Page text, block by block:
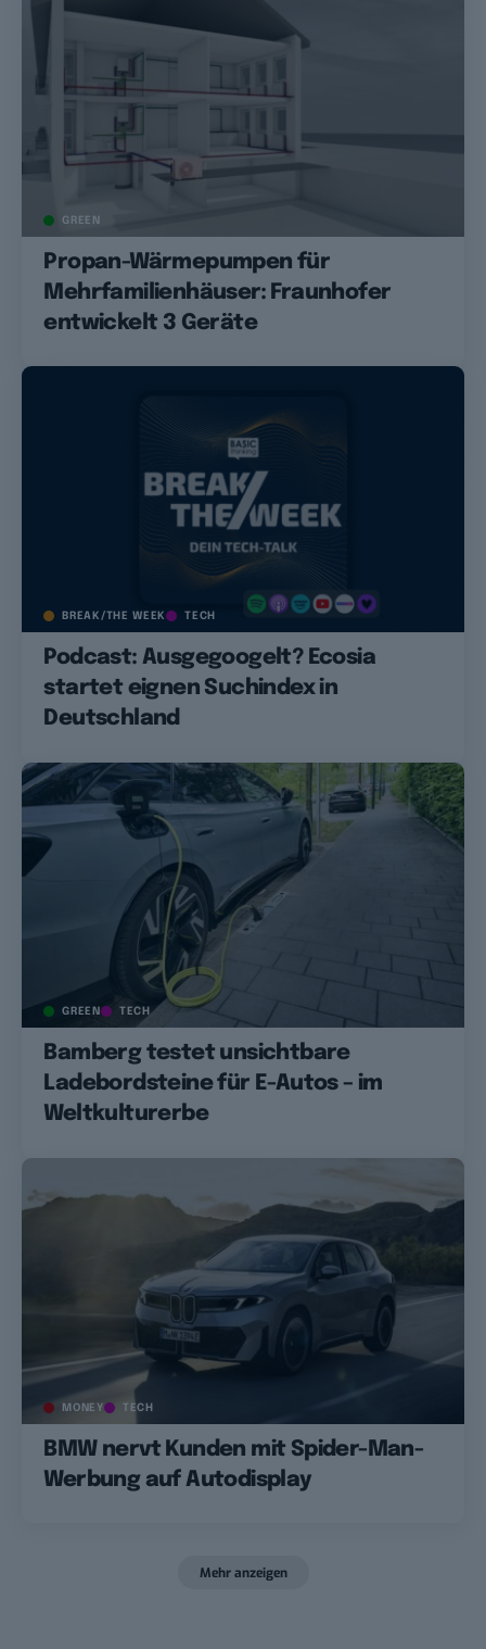
GREEN
Propan-Wärmepumpen für
Mehrfamilienhäuser: Fraunhofer
entwickelt 3 Geräte
BREAK/THE WEEK TECH
Podcast: Ausgegoogelt? Ecosia
startet eignen Suchindex in
Deutschland
GREEN TECH
Bamberg testet unsichtbare
Ladebordsteine für E-Autos – im
Weltkulturerbe
MONEY TECH
BMW nervt Kunden mit Spider-Man-
Werbung auf Autodisplay
Mehr anzeigen